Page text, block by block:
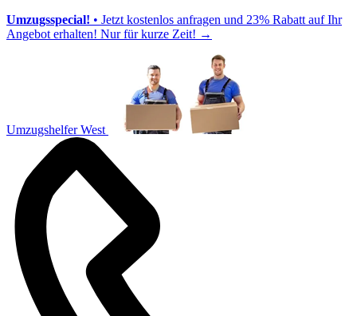
Umzugsspecial! • Jetzt kostenlos anfragen und 23% Rabatt auf Ihr
Angebot erhalten! Nur für kurze Zeit! →
Umzugshelfer West